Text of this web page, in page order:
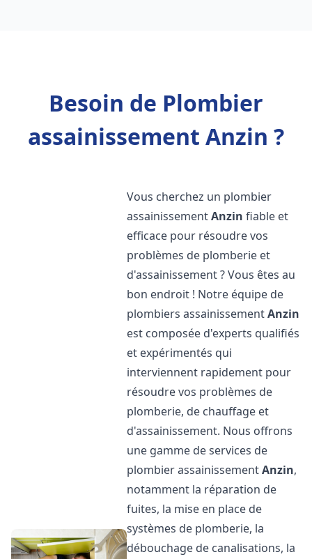
Besoin de Plombier
assainissement Anzin ?
Vous cherchez un plombier
assainissementAnzin fiable et
efficace pour résoudre vos
problèmes de plomberie et
d'assainissement ? Vous êtes au
bon endroit ! Notre équipe de
plombiers assainissementAnzin
est composée d'experts qualifiés
et expérimentés qui
interviennent rapidement pour
résoudre vos problèmes de
plomberie, de chauffage et
d'assainissement. Nous offrons
une gamme de services de
plombier assainissementAnzin,
notamment la réparation de
fuites, la mise en place de
systèmes de plomberie, la
débouchage de canalisations, la